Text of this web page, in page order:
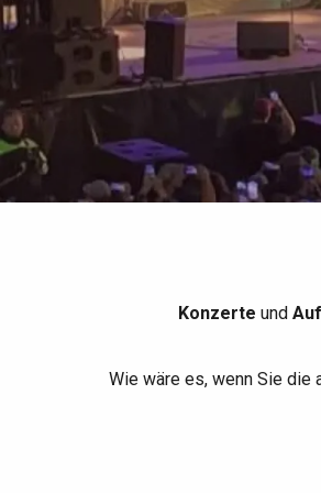
Die gesamte Agenda
Frühling
Wenn es regnet
Unter Freunden
Trendige Orte
Bester Brunch
Restaurants mit
Aufenthalte am Meer
Aufenthalte mit dem
Zug
Fahrradaufenthalte
Konzerte und
Wie wäre es, wenn Sie die